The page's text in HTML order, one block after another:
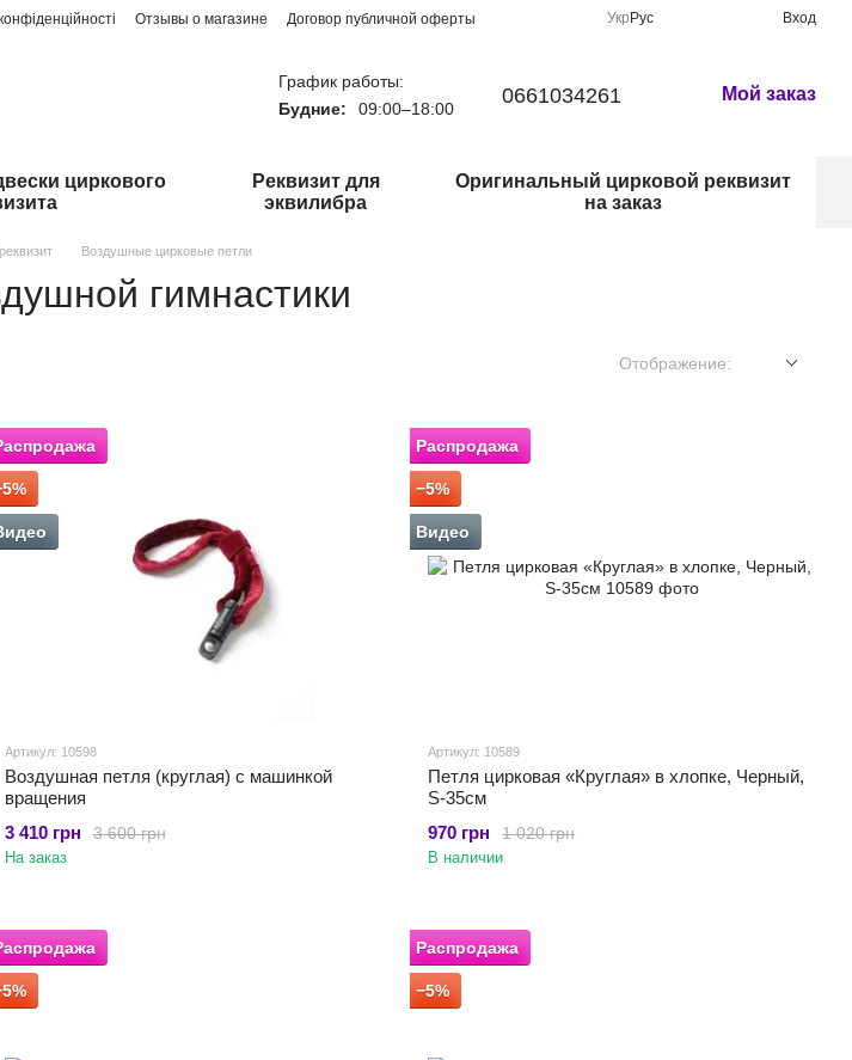
Отзывы о магазине Договор публичной оферты Укр Рус Вход
График работы:
Будние:
09:00–18:00
0661034261 Мой заказ
циркового
Реквизит для
эквилибра
Оригинальный цирковой реквизит
на заказ
Воздушные цирковые петли
гимнастики
Отображение:
Артикул: 10598
Воздушная петля (круглая) с машинкой
вращения
3 600 грн
3 410 грн
На заказ
Распродажа
−5%
Видео
Артикул: 10589
Петля цирковая «Круглая» в хлопке, Черный,
S-35см
1 020 грн
970 грн
В наличии
Распродажа
−5%